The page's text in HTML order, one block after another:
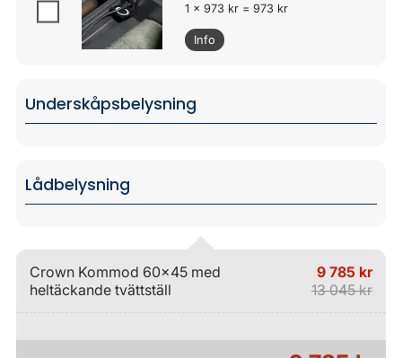
1 x 973 kr = 973 kr
Info
Underskåpsbelysning
Lådbelysning
Crown Kommod 60x45 med
heltäckande tvättställ
9 785 kr
13 045 kr